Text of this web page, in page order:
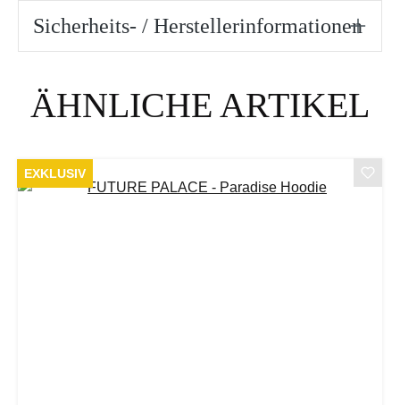
Sicherheits- / Herstellerinformationen
ÄHNLICHE ARTIKEL
EXKLUSIV